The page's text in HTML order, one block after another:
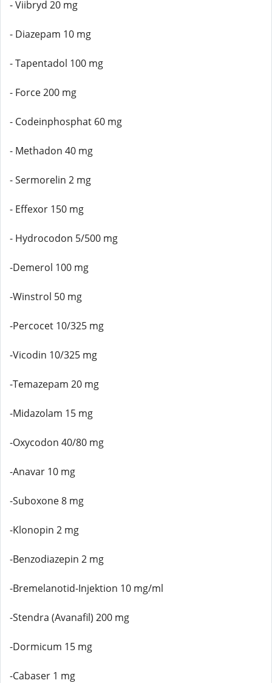
- Viibryd 20 mg
- Diazepam 10 mg
- Tapentadol 100 mg
- Force 200 mg
- Codeinphosphat 60 mg
- Methadon 40 mg
- Sermorelin 2 mg
- Effexor 150 mg
- Hydrocodon 5/500 mg
-Demerol 100 mg
-Winstrol 50 mg
-Percocet 10/325 mg
-Vicodin 10/325 mg
-Temazepam 20 mg
-Midazolam 15 mg
-Oxycodon 40/80 mg
-Anavar 10 mg
-Suboxone 8 mg
-Klonopin 2 mg
-Benzodiazepin 2 mg
-Bremelanotid-Injektion 10 mg/ml
-Stendra (Avanafil) 200 mg
-Dormicum 15 mg
-Cabaser 1 mg